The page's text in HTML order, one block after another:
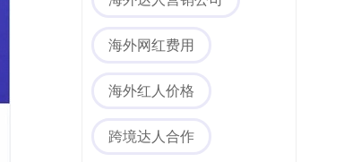
海外网红费用
海外红人价格
跨境达人合作